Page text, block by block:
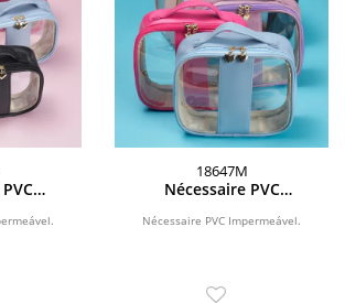
18647M
Nécessaire PVC
Nécessaire PVC Impermeável.